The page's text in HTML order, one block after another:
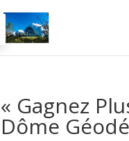
« Gagnez
Dôme